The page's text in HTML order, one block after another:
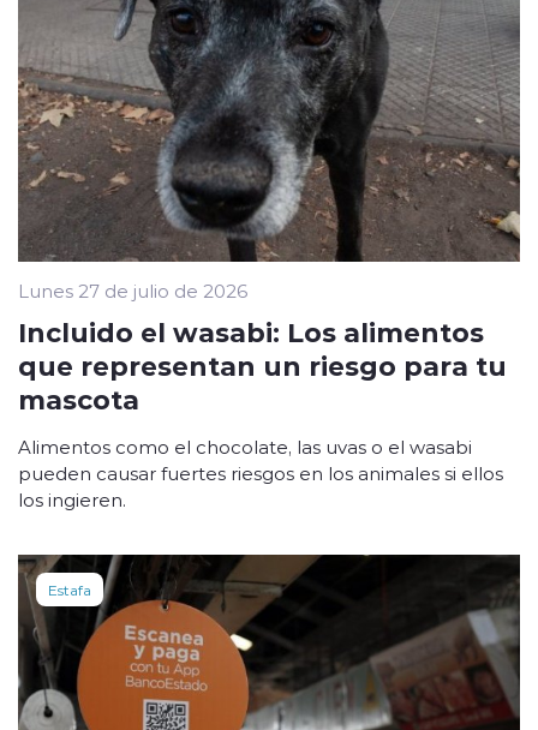
Lunes 27 de julio de 2026
Incluido el wasabi: Los alimentos
que representan un riesgo para tu
mascota
Alimentos como el chocolate, las uvas o el wasabi
pueden causar fuertes riesgos en los animales si ellos
los ingieren.
Estafa